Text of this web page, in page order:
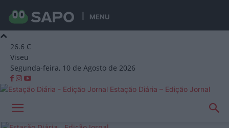
MENU
26.6 C
Viseu
Segunda-feira, 10 de Agosto de 2026
Estação Diária – Edição Jornal